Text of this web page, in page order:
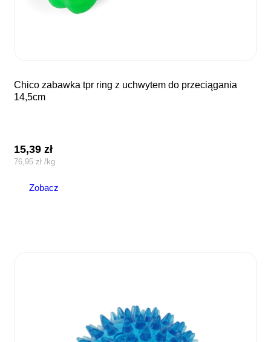
chico zabawka tpr ring z uchwytem do przeciągania
14,5cm
15,39zł
76,95 zł /kg
Zobacz